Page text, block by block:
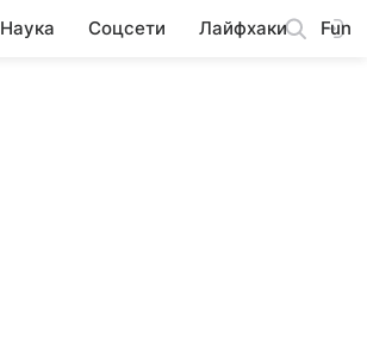
Наука Соцсети Лайфхаки Fun